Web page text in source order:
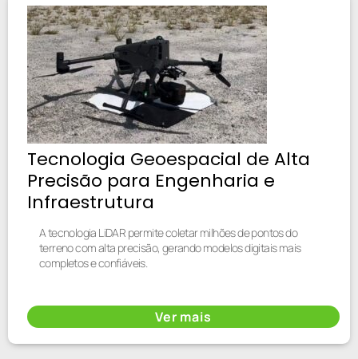
Tecnologia Geoespacial de Alta
Precisão para Engenharia e
Infraestrutura
A tecnologia LiDAR permite coletar milhões de pontos do
terreno com alta precisão, gerando modelos digitais mais
completos e confiáveis.
Ver mais